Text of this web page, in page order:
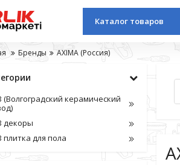
Каталог товаров
Бренды AXIMA (Россия)
(Волгоградский керамический
декоры
плитка для пола